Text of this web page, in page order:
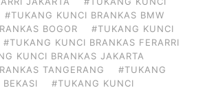
#TUKANG KUNCI BRANKAS BMW
BOGOR
#TUKANG KUNCI
#TUKANG KUNCI BRANKAS FERARRI
KUNCI BRANKAS JAKARTA
TANGERANG
#TUKANG
#TUKANG KUNCI